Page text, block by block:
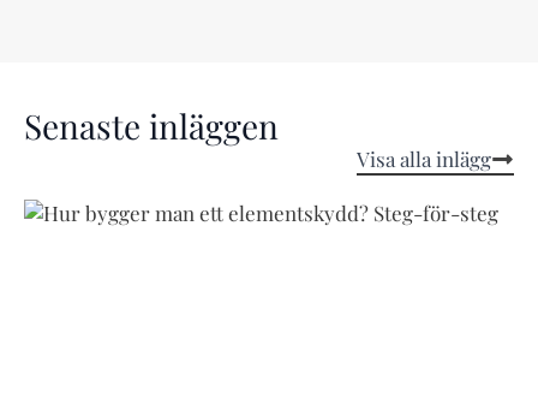
Senaste inläggen
Visa alla inlägg